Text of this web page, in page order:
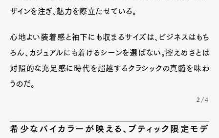
ザインを注ぎ、魅力を際立たせている。
心地よい装着感と袖下にも収まるサイズは、ビジネスはもち
ろん、カジュアルにも着けるシーンを選ばない。控えめさとは
対照的な充足感に時代を超越するクラシックの真髄を味わ
うのだ。
2/4
希少なバイカラーが映える、ブティック限定モデ